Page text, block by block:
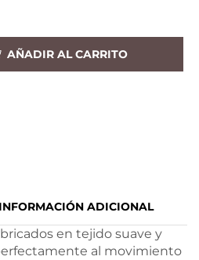
AÑADIR AL CARRITO
INFORMACIÓN ADICIONAL
en tejido suave y
al movimiento